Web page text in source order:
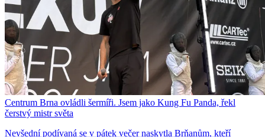
Centrum Brna ovládli šermíři. Jsem jako Kung Fu Panda, řekl
čerstvý mistr světa
Nevšední podívaná se v pátek večer naskytla Brňanům, kteří